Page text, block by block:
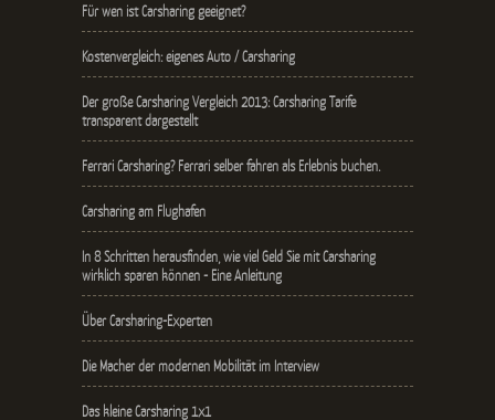
Für wen ist Carsharing geeignet?
Kostenvergleich: eigenes Auto / Carsharing
Der große Carsharing Vergleich 2013: Carsharing Tarife
transparent dargestellt
Ferrari Carsharing? Ferrari selber fahren als Erlebnis buchen.
Carsharing am Flughafen
In 8 Schritten herausfinden, wie viel Geld Sie mit Carsharing
wirklich sparen können - Eine Anleitung
Über Carsharing-Experten
Die Macher der modernen Mobilität im Interview
Das kleine Carsharing 1x1